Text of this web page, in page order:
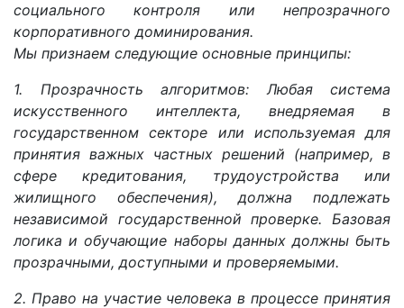
социального контроля или непрозрачного
корпоративного доминирования.
Мы признаем следующие основные принципы:
1. Прозрачность алгоритмов: Любая система
искусственного интеллекта, внедряемая в
государственном секторе или используемая для
принятия важных частных решений (например, в
сфере кредитования, трудоустройства или
жилищного обеспечения), должна подлежать
независимой государственной проверке. Базовая
логика и обучающие наборы данных должны быть
прозрачными, доступными и проверяемыми.
2. Право на участие человека в процессе принятия